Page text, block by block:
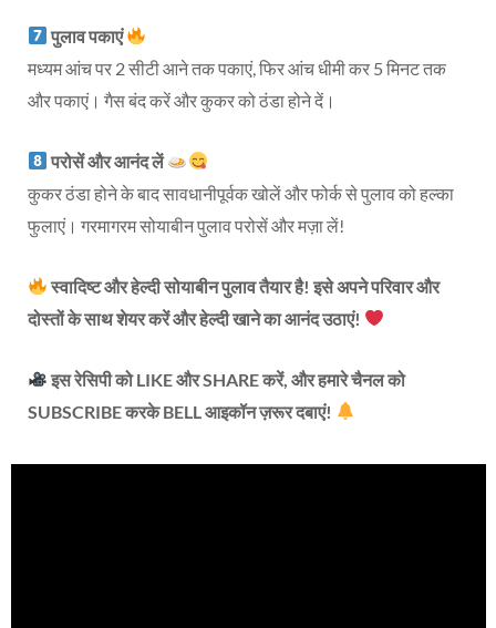
पुलाव पकाएं
मध्यम आंच पर 2 सीटी आने तक पकाएं, फिर आंच धीमी कर 5 मिनट तक
और पकाएं। गैस बंद करें और कुकर को ठंडा होने दें।
परोसें और आनंद लें
कुकर ठंडा होने के बाद सावधानीपूर्वक खोलें और फोर्क से पुलाव को हल्का
फुलाएं। गरमागरम सोयाबीन पुलाव परोसें और मज़ा लें!
स्वादिष्ट और हेल्दी सोयाबीन पुलाव तैयार है! इसे अपने परिवार और
दोस्तों के साथ शेयर करें और हेल्दी खाने का आनंद उठाएं!
इस रेसिपी को LIKE और SHARE करें, और हमारे चैनल को
SUBSCRIBE करके BELL आइकॉन ज़रूर दबाएं!